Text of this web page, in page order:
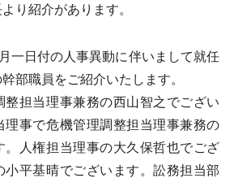
り紹介があります。
一日付の人事異動に伴いまして就任
部職員をご紹介いたします。
担当理事兼務の西山智之でござい
理事で危機管理調整担当理事兼務の
。人権担当理事の大久保哲也でござ
小平基晴でございます。訟務担当部